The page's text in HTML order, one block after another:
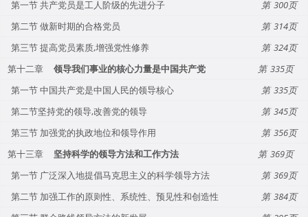
第一节 共产党员是工人阶级的先进分子
300
第二节 做新时期的合格党员
314
第三节 提高党员素质,增强党性修养
324
第十二章
领导我们事业的核心力量是中国共产党
335
第一节 中国共产党是中国人民的领导核心
335
第二节坚持党的领导,改善党的领导
345
第三节 加强党的执政地位和领导作用
356
第十三章
坚持科学的领导方法和工作方法
369
第一节 广泛深入地提倡马克思主义的科学领导方法
369
第二节 加强工作的原则性、系统性、预见性和创造性
384